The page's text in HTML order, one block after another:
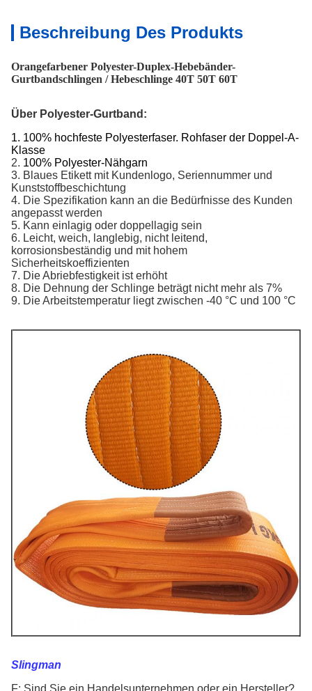
Beschreibung Des Produkts
Orangefarbener Polyester-Duplex-Hebebänder-
Gurtbandschlingen / Hebeschlinge 40T 50T 60T
Über Polyester-Gurtband:
1. 100% hochfeste Polyesterfaser. Rohfaser der Doppel-A-
Klasse
2. 100% Polyester-Nähgarn
3. Blaues Etikett mit Kundenlogo, Seriennummer und
Kunststoffbeschichtung
4. Die Spezifikation kann an die Bedürfnisse des Kunden
angepasst werden
5. Kann einlagig oder doppellagig sein
6. Leicht, weich, langlebig, nicht leitend,
korrosionsbeständig und mit hohem
Sicherheitskoeffizienten
7. Die Abriebfestigkeit ist erhöht
8. Die Dehnung der Schlinge beträgt nicht mehr als 7%
9. Die Arbeitstemperatur liegt zwischen -40 °C und 100 °C
Slingman
F: Sind Sie ein Handelsunternehmen oder ein Hersteller?